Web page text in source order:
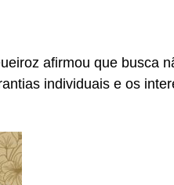
afirmou que busca
individuais e os